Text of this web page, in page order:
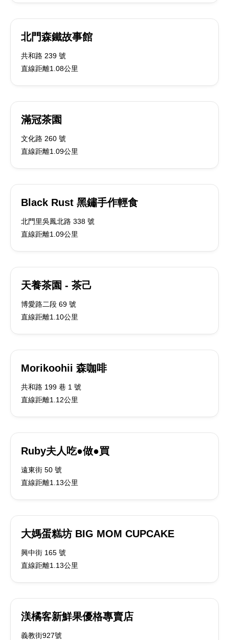
北門森鐵故事館
共和路 239 號
直線距離1.08公里
滿冠茶園
文化路 260 號
直線距離1.09公里
Black Rust 黑鏽手作輕食
北門里吳鳳北路 338 號
直線距離1.09公里
天養茶園 - 茶己
博愛路二段 69 號
直線距離1.10公里
Morikoohii 森咖啡
共和路 199 巷 1 號
直線距離1.12公里
Ruby夫人吃●做●買
遠東街 50 號
直線距離1.13公里
大媽蛋糕坊 BIG MOM CUPCAKE
興中街 165 號
直線距離1.13公里
渼橘客新鮮果優格專賣店
義教街927號